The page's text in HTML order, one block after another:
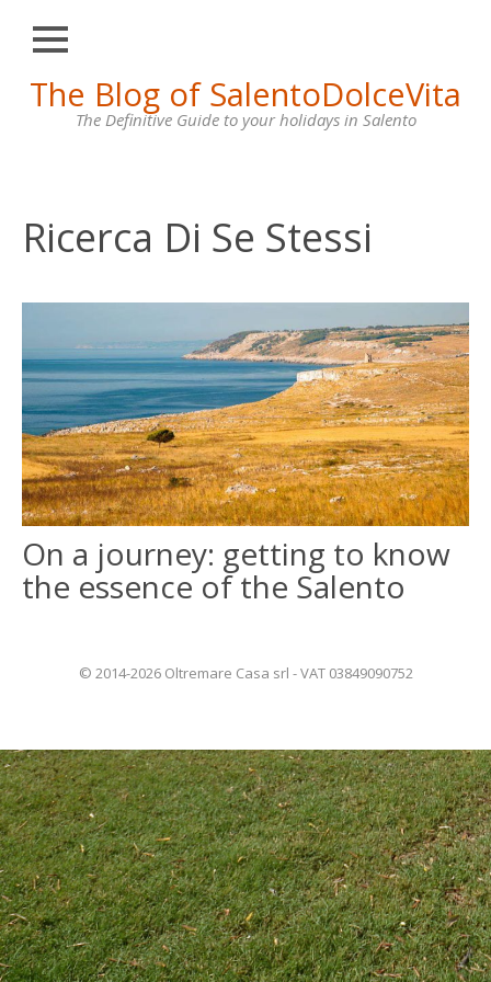
The Blog of SalentoDolceVita
The Definitive Guide to your holidays in Salento
Close
HOME
OTRANTO
SANTA
DI
VILLAS
FOR
RENT
CONTACT
US
ITALIANO
FRANÇAIS
Ricerca Di Se Stessi
On a journey: getting to know
the essence of the Salento
© 2014-2026 Oltremare Casa srl - VAT 03849090752